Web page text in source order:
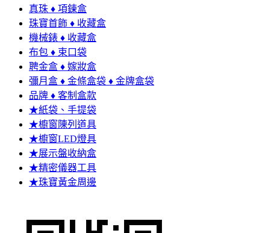
真珠 ♦ 項鍊盒
珠寶首飾 ♦ 收藏盒
機械錶 ♦ 收藏盒
布包 ♦ 束口袋
聘金盒 ♦ 嫁妝盒
彌月盒 ♦ 金條盒袋 ♦ 金牌盒袋
品牌 ♦ 客制盒款
★紙袋、手提袋
★櫥窗陳列道具
★櫥窗LED燈具
★展示盤收納盒
★精密儀器工具
★珠寶黃金周邊